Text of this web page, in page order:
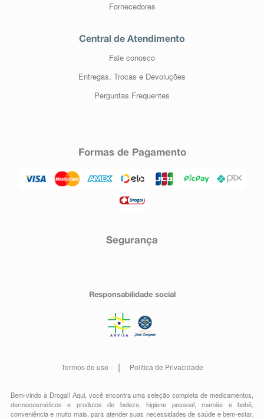
Fornecedores
Central de Atendimento
Fale conosco
Entregas, Trocas e Devoluções
Perguntas Frequentes
Formas de Pagamento
Segurança
Responsabilidade social
Termos de uso Política de Privacidade
Bem-vindo à Drogal! Aqui, você encontra uma seleção completa demedicamentos
dermocosméticos e produtos de beleza,higiene pessoal,mamãe e bebê
conveniênciae muito mais, para atender suas necessidades de saúde e bem-estar.